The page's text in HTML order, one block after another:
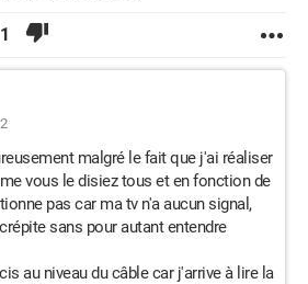
1
malgré le fait que j'ai réaliser
vous le disiez tous et en fonction de
pas car ma tv n'a aucun signal,
sans pour autant entendre
au niveau du câble car j'arrive à lire la